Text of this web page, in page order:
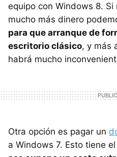
equipo con Windows 8.
mucho más dinero
para que arranque de
escritorio clásico, y más
habrá mucho
Otra opción es pagar un
a Windows 7. Esto tiene